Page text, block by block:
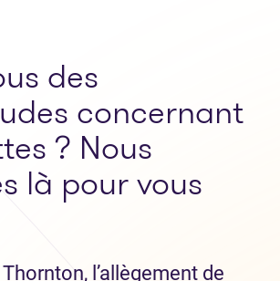
des
concernant
? Nous
là pour vous
l’allègement de